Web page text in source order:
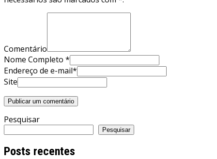
Comentário
Nome Completo *
Endereço de e-mail*
Site
Pesquisar
Pesquisar
Posts recentes